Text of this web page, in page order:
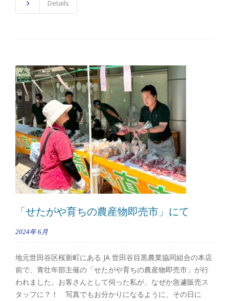
Details
「せたがや育ちの農産物即売市」にて
2024年 6月
地元世田谷区桜新町にある JA 世田谷目黒農業協同組合の本店
前で、青壮年部主催の「せたがや育ちの農産物即売市」が行
われました。お客さんとして伺った私が、なぜか急遽販売ス
タッフに？！ 写真でもお分かりになるように、その日に